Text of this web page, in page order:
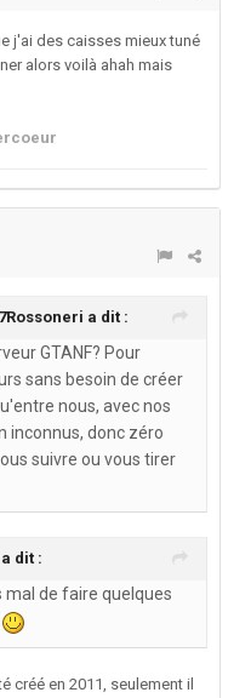
j'ai des caisses mieux tuné
alors voilà ahah mais
a dit :
GTANF? Pour
sans besoin de créer
nous, avec nos
inconnus, donc zéro
suivre ou vous tirer
dit :
mal de faire quelques
créé en 2011, seulement il